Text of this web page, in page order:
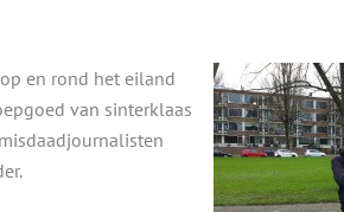
en rond het eiland
van sinterklaas